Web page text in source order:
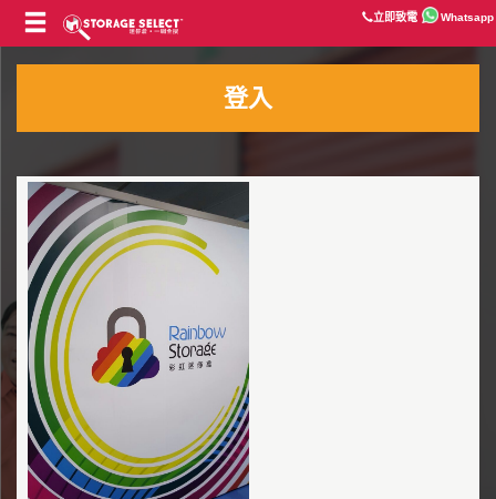
立即致電 Whatsapp